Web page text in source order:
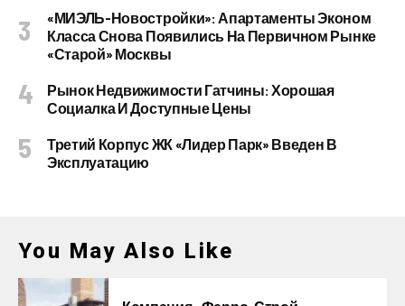
«МИЭЛЬ-Новостройки»: Апартаменты Эконом
Класса Снова Появились На Первичном Рынке
«старой» Москвы
Рынок Недвижимости Гатчины: Хорошая
Социалка И Доступные Цены
Третий Корпус ЖК «Лидер Парк» Введен В
Эксплуатацию
You May Also Like